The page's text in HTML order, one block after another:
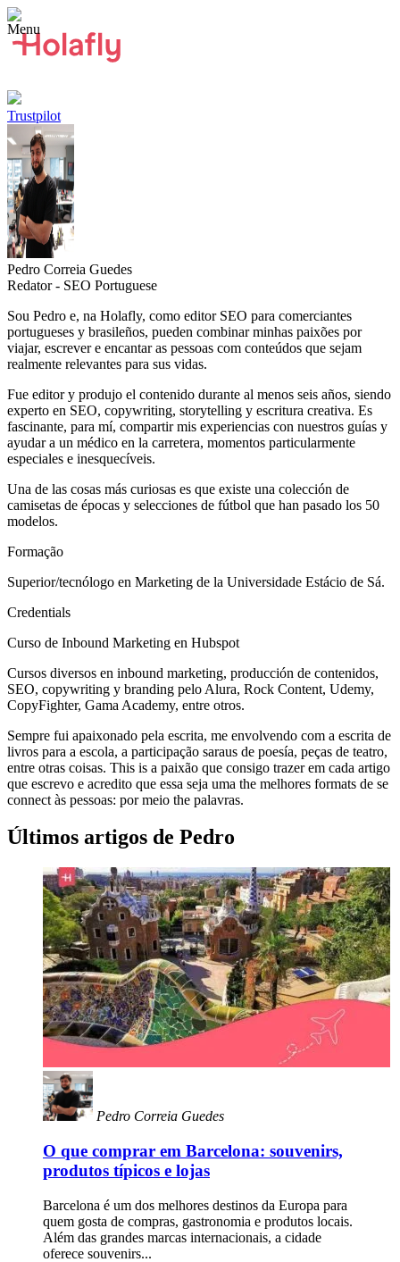
Trustpilot
Pedro Correia Guedes
Redator - SEO Portuguese
Sou Pedro e, na Holafly, como editor SEO para comerciantes
portugueses y brasileños, pueden combinar minhas paixões por
viajar, escrever e encantar as pessoas com conteúdos que sejam
realmente relevantes para sus vidas.
Fue editor y produjo el contenido durante al menos seis años, siendo
experto en SEO, copywriting, storytelling y escritura creativa. Es
fascinante, para mí, compartir mis experiencias con nuestros guías y
ayudar a un médico en la carretera, momentos particularmente
especiales e inesquecíveis.
Una de las cosas más curiosas es que existe una colección de
camisetas de épocas y selecciones de fútbol que han pasado los 50
modelos.
Formação
Superior/tecnólogo en Marketing de la Universidade Estácio de Sá.
Credentials
Curso de Inbound Marketing en Hubspot
Cursos diversos en inbound marketing, producción de contenidos,
SEO, copywriting y branding pelo Alura, Rock Content, Udemy,
CopyFighter, Gama Academy, entre otros.
Sempre fui apaixonado pela escrita, me envolvendo com a escrita de
livros para a escola, a participação saraus de poesía, peças de teatro,
entre otras coisas. This is a paixão que consigo trazer em cada artigo
que escrevo e acredito que essa seja uma the melhores formats de se
connect às pessoas: por meio the palavras.
Últimos artigos de Pedro
Pedro Correia Guedes
O que comprar em Barcelona: souvenirs,
produtos típicos e lojas
Barcelona é um dos melhores destinos da Europa para
quem gosta de compras, gastronomia e produtos locais.
Além das grandes marcas internacionais, a cidade
oferece souvenirs...